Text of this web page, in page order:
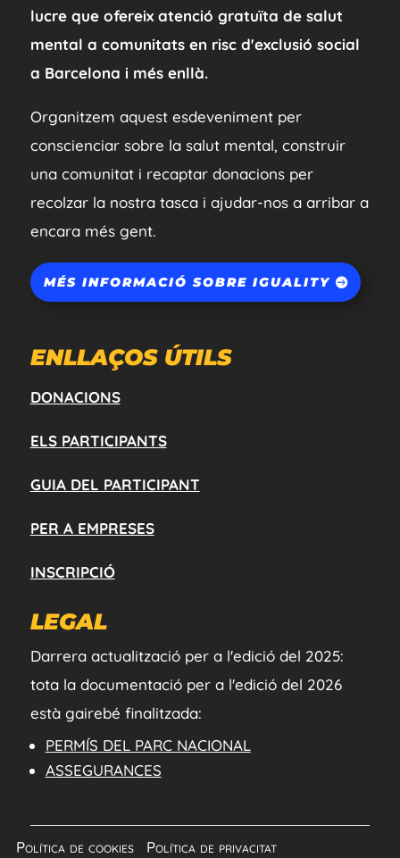
lucre que ofereix atenció gratuïta de salut
mental a comunitats en risc d'exclusió social
a Barcelona i més enllà.
Organitzem aquest esdeveniment per
conscienciar sobre la salut mental, construir
una comunitat i recaptar donacions per
recolzar la nostra tasca i ajudar-nos a arribar a
encara més gent.
MÉS INFORMACIÓ SOBRE IGUALITY
ENLLAÇOS ÚTILS
DONACIONS
ELS PARTICIPANTS
GUIA DEL PARTICIPANT
PER A EMPRESES
INSCRIPCIÓ
LEGAL
Darrera actualització per a l'edició del 2025:
tota la documentació per a l'edició del 2026
està gairebé finalitzada:
PERMÍS DEL PARC NACIONAL
ASSEGURANCES
Política de cookies| Política de privacitat